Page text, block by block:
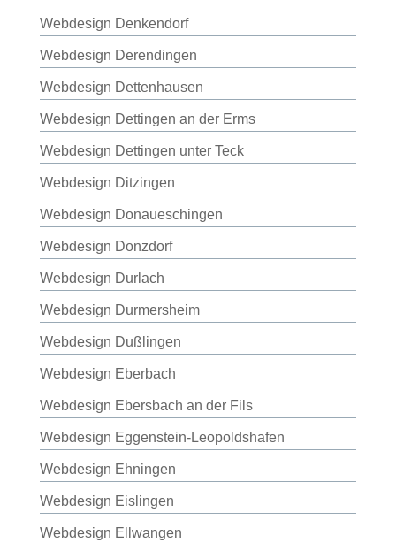
Webdesign Denkendorf
Webdesign Derendingen
Webdesign Dettenhausen
Webdesign Dettingen an der Erms
Webdesign Dettingen unter Teck
Webdesign Ditzingen
Webdesign Donaueschingen
Webdesign Donzdorf
Webdesign Durlach
Webdesign Durmersheim
Webdesign Dußlingen
Webdesign Eberbach
Webdesign Ebersbach an der Fils
Webdesign Eggenstein-Leopoldshafen
Webdesign Ehningen
Webdesign Eislingen
Webdesign Ellwangen